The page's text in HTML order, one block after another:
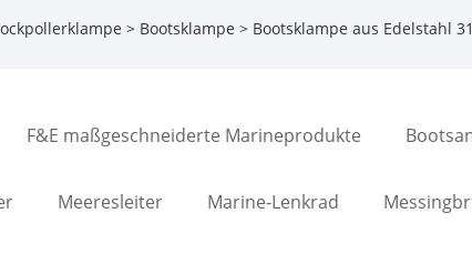
> Bootsklampe > Bootsklampe aus Edelstahl
F&E maßgeschneiderte Marineprodukte
Meeresleiter Marine-Lenkrad